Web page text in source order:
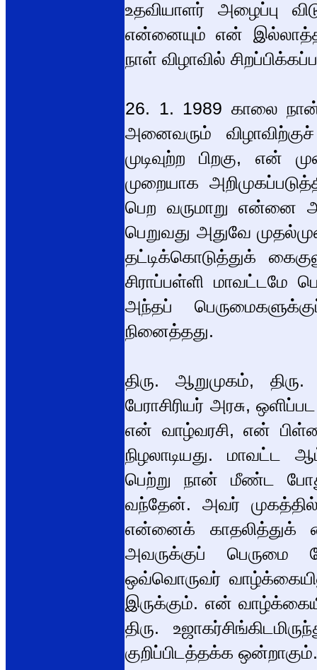
உதவியாளர் அழைப்பு
என்னையும் என்
நாள் விழாவில்
26. 1. 1989 காலை
அனைவரும்
முடிவுற்ற பிறகு, என்
முறையாக
பெற வருமாறு என்னை
பெறுவது அதுவே
தட்டிக்கொடுத்துக்
சிராப்பள்ளி மாவட்டமே
அந்தப்
நினைத்தது.
திரு. ஆறுமுகம்,
பேராசிரியர் அரசு,
என் வாழ்வரசி, என்
நிழலாடியது. மாவட்ட
பெற்று நான் மீண்ட
வந்தேன். அவர் முகத்தில்
என்னைக் காதலித்துக்
அவருக்குப் பெருமை
ஒவ்வொருவர்
இருக்கும். என்
திரு.
குறிப்பிடத்தக்க ஒன்றாகும்.